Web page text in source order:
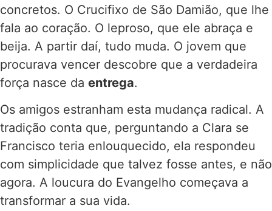
concretos. O Crucifixo de São Damião, que lhe
fala ao coração. O leproso, que ele abraça e
beija. A partir daí, tudo muda. O jovem que
procurava vencer descobre que a verdadeira
força nasce da entrega.
Os amigos estranham esta mudança radical. A
tradição conta que, perguntando a Clara se
Francisco teria enlouquecido, ela respondeu
com simplicidade que talvez fosse antes, e não
agora. A loucura do Evangelho começava a
transformar a sua vida.